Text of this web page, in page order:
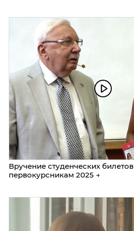
Вручение студенческих билетов
первокурсникам 2025 →